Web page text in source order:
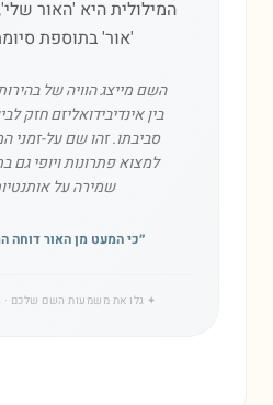
המילולית היא 'האור
'אור' בתוספת
השם מייצג הוויה של
בין אינדיבידואליזם חזק
סביבתו. זהו שם על-זמני
למצוא פתרונות ויופי גם
שמירה על
״כי המעט מן האור דוחה
✦ גלו את משמעות השם שלכם · www.shmot-il.com